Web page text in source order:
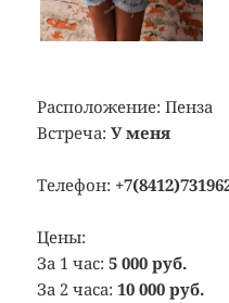
Расположение:Пенза
Встреча:У меня
Телефон:
Цены:
За 1 час:5 000 руб.
За 2 часа:10 000 руб.